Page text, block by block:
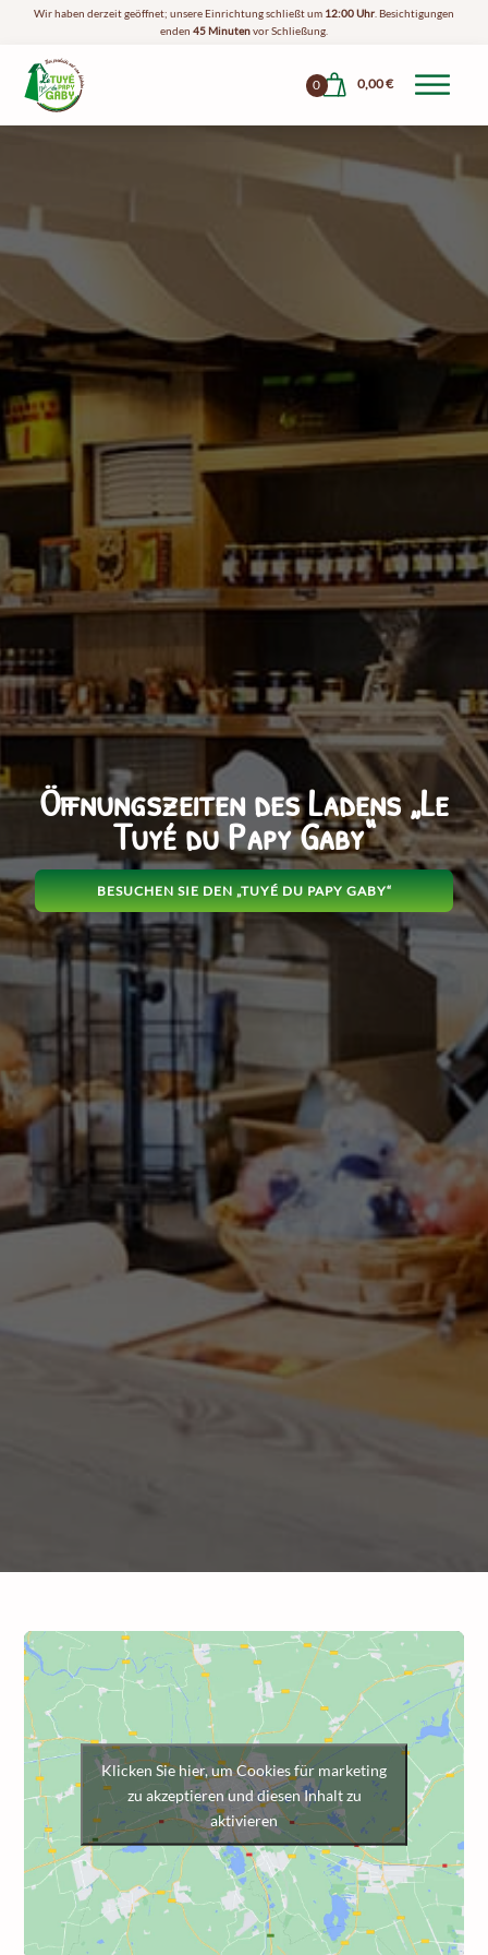
Wir haben derzeit geöffnet; unsere Einrichtung schließt um 12:00 Uhr. Besichtigungen
enden 45 Minutenvor Schließung.
0,00€
0
Öffnungszeiten des Ladens „Le
Tuyé du Papy Gaby“
BESUCHEN SIE DEN „TUYÉ DU PAPY GABY“
Klicken Sie hier, um Cookies für marketing
zu akzeptieren und diesen Inhalt zu
aktivieren